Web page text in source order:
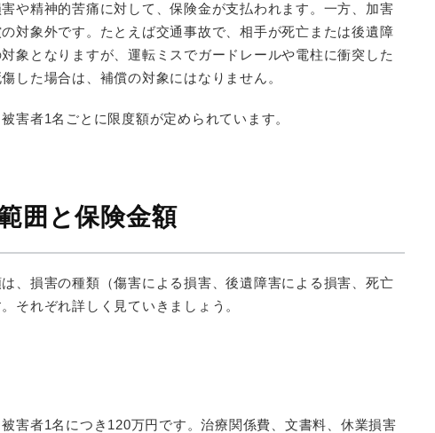
や精神的苦痛に対して、保険金が支払われます。一方、加害
対象外です。たとえば交通事故で、相手が死亡または後遺障
象となりますが、運転ミスでガードレールや電柱に衝突した
した場合は、補償の対象にはなりません。
害者1名ごとに限度額が定められています。
囲と保険金額
、損害の種類（傷害による損害、後遺障害による損害、死亡
それぞれ詳しく見ていきましょう。
害者1名につき120万円です。治療関係費、文書料、休業損害